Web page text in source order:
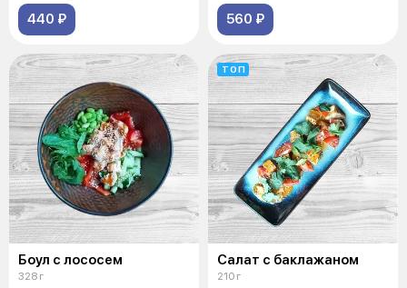
440 ₽ 560 ₽
Боул с лососем
328 г
ТОП
Салат с баклажаном
210 г